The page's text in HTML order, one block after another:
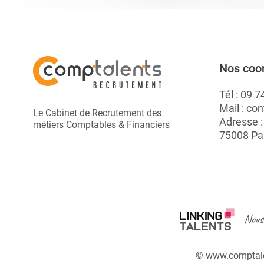
Le Cabinet de Recrutement des
métiers Comptables & Financiers
Nos
Tél : 09
Mail :
Adresse
75008
©